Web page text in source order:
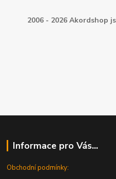
2006 - 2026 Akordshop
Informace pro Vás...
Obchodní podmínky: